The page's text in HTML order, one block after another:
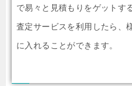
で易々と見積もりをゲットす
査定サービスを利用したら、
に入れることができます。